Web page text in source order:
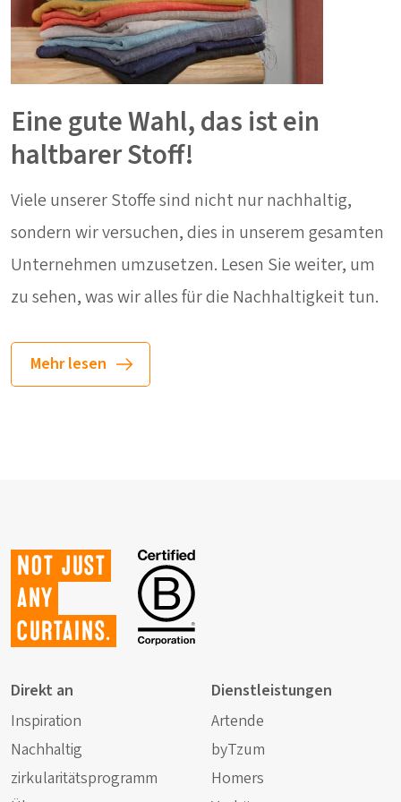
Eine gute Wahl, das ist ein
haltbarer Stoff!
Viele unserer Stoffe sind nicht nur nachhaltig,
sondern wir versuchen, dies in unserem gesamten
Unternehmen umzusetzen. Lesen Sie weiter, um
zu sehen, was wir alles für die Nachhaltigkeit tun.
Mehr lesen
Not just
any
curtains.
Direkt an
Inspiration
Nachhaltig
zirkularitätsprogramm
Dienstleistungen
Artende
byTzum
Homers